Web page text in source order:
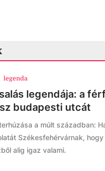
legenda
legendája: a
budapesti utcát
a múlt században:
Székesfehérvárnak,
alig igaz valami.